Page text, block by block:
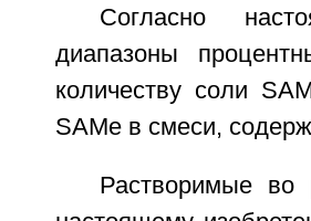
Согласно
диапазоны
количеству соли
SAMe в смеси,
Растворимые во